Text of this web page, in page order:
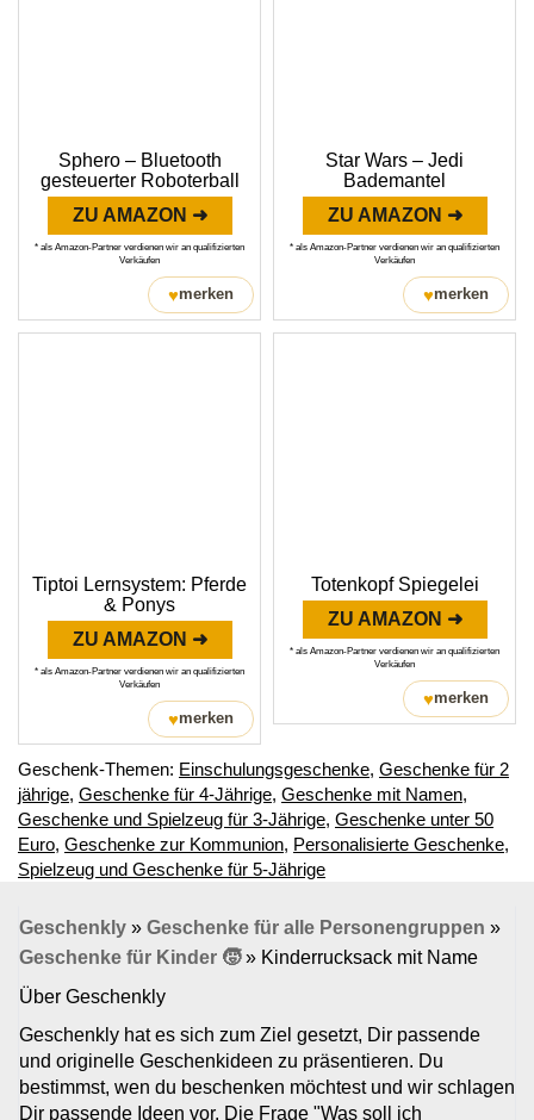
Sphero – Bluetooth
gesteuerter Roboterball
ZU AMAZON ➜
* als Amazon-Partner verdienen wir an qualifizierten
Verkäufen
♥merken
Star Wars – Jedi
Bademantel
ZU AMAZON ➜
* als Amazon-Partner verdienen wir an qualifizierten
Verkäufen
♥merken
Tiptoi Lernsystem: Pferde
& Ponys
ZU AMAZON ➜
* als Amazon-Partner verdienen wir an qualifizierten
Verkäufen
♥merken
Totenkopf Spiegelei
ZU AMAZON ➜
* als Amazon-Partner verdienen wir an qualifizierten
Verkäufen
♥merken
Geschenk-Themen: Einschulungsgeschenke, Geschenke für 2
jährige, Geschenke für 4-Jährige, Geschenke mit Namen,
Geschenke und Spielzeug für 3-Jährige, Geschenke unter 50
Euro, Geschenke zur Kommunion, Personalisierte Geschenke,
Spielzeug und Geschenke für 5-Jährige
Geschenkly » Geschenke für alle Personengruppen »
Geschenke für Kinder 🧒» Kinderrucksack mit Name
Über Geschenkly
Geschenkly hat es sich zum Ziel gesetzt, Dir passende
und originelle Geschenkideen zu präsentieren. Du
bestimmst, wen du beschenken möchtest und wir schlagen
Dir passende Ideen vor. Die Frage "Was soll ich